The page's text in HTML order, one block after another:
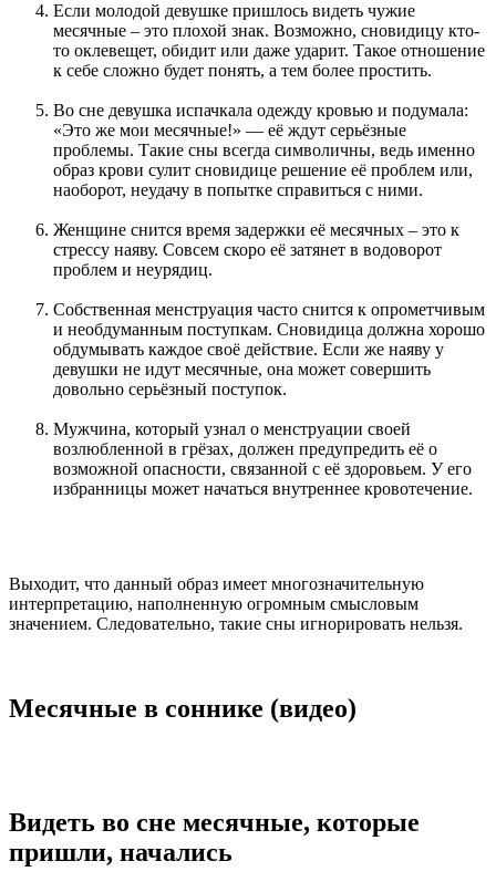
Если молодой девушке пришлось видеть чужие
месячные – это плохой знак. Возможно, сновидицу кто-
то оклевещет, обидит или даже ударит. Такое отношение
к себе сложно будет понять, а тем более простить.
Во сне девушка испачкала одежду кровью и подумала:
«Это же мои месячные!» — её ждут серьёзные
проблемы. Такие сны всегда символичны, ведь именно
образ крови сулит сновидице решение её проблем или,
наоборот, неудачу в попытке справиться с ними.
Женщине снится время задержки её месячных – это к
стрессу наяву. Совсем скоро её затянет в водоворот
проблем и неурядиц.
Собственная менструация часто снится к опрометчивым
и необдуманным поступкам. Сновидица должна хорошо
обдумывать каждое своё действие. Если же наяву у
девушки не идут месячные, она может совершить
довольно серьёзный поступок.
Мужчина, который узнал о менструации своей
возлюбленной в грёзах, должен предупредить её о
возможной опасности, связанной с её здоровьем. У его
избранницы может начаться внутреннее кровотечение.
Выходит, что данный образ имеет многозначительную
интерпретацию, наполненную огромным смысловым
значением. Следовательно, такие сны игнорировать нельзя.
Месячные в соннике (видео)
Видеть во сне месячные, которые
пришли, начались